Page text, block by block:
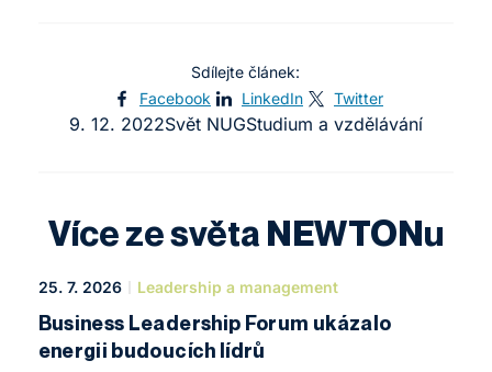
Sdílejte článek:
Facebook
LinkedIn Twitter
9. 12. 2022Svět NUGStudium a vzdělávání
Více ze světa NEWTONu
25. 7. 2026 Leadership a management
Business Leadership Forum ukázalo
energii budoucích lídrů